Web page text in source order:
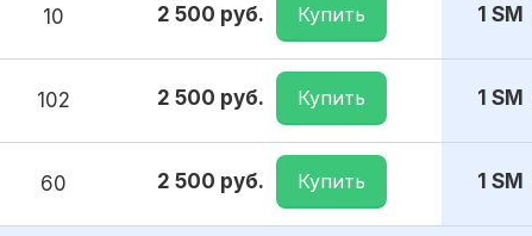
10 2 500 руб. Купить 1 SM
102 2 500 руб. Купить 1 SM
60 2 500 руб. Купить 1 SM